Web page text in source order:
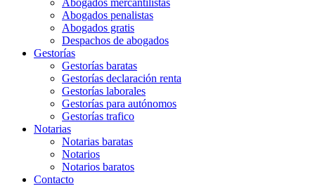
Abogados mercantilistas
Abogados penalistas
Abogados gratis
Despachos de abogados
Gestorías
Gestorías baratas
Gestorías declaración renta
Gestorías laborales
Gestorías para autónomos
Gestorías trafico
Notarias
Notarias baratas
Notarios
Notarios baratos
Contacto